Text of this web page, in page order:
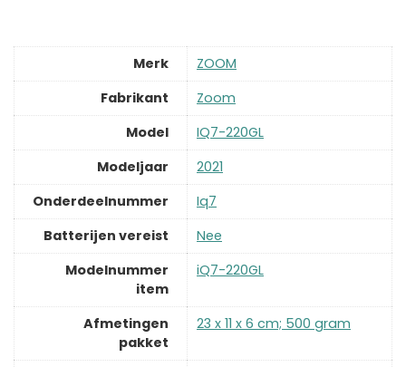
Merk
‎ZOOM
Fabrikant
‎Zoom
Model
‎IQ7-220GL
Modeljaar
‎2021
Onderdeelnummer
‎Iq7
Batterijen vereist
‎Nee
Modelnummer
item
‎iQ7-220GL
Afmetingen
pakket
‎23 x 11 x 6 cm; 500 gram